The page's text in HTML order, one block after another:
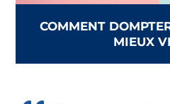
COMMENT
MIEUX